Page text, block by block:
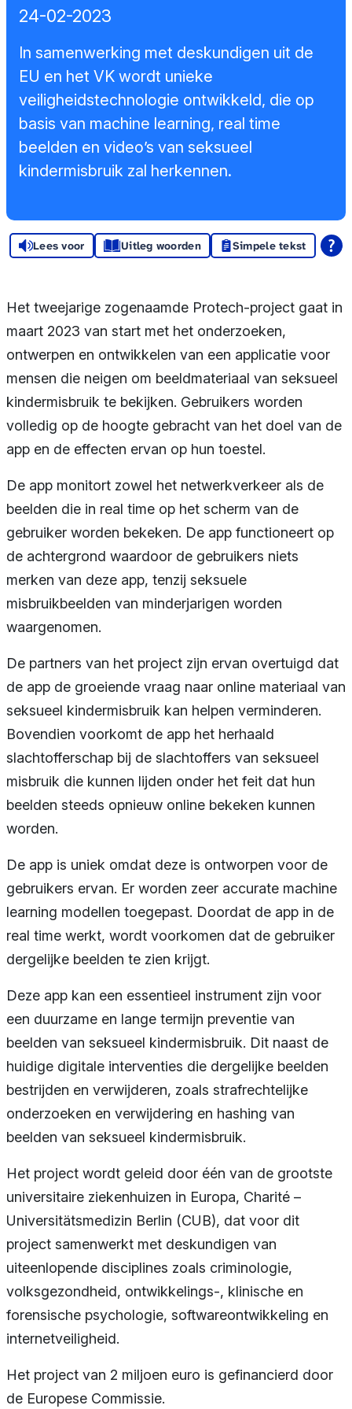
Sponsors en
donoren
Raad van
Toezicht
Steun ons
Contact
24-02-2023
In samenwerking met deskundigen uit de
EU en het VK wordt unieke
veiligheidstechnologie ontwikkeld, die op
basis van machine learning, real time
beelden en video’s van seksueel
kindermisbruik zal herkennen.
Lees voor Uitleg woorden Simpele tekst
Het tweejarige zogenaamde Protech-project gaat in
maart 2023 van start met het onderzoeken,
ontwerpen en ontwikkelen van een applicatie voor
mensen die neigen om beeldmateriaal van seksueel
kindermisbruik te bekijken. Gebruikers worden
volledig op de hoogte gebracht van het doel van de
app en de effecten ervan op hun toestel.
De app monitort zowel het netwerkverkeer als de
beelden die in real time op het scherm van de
gebruiker worden bekeken. De app functioneert op
de achtergrond waardoor de gebruikers niets
merken van deze app, tenzij seksuele
misbruikbeelden van minderjarigen worden
waargenomen.
De partners van het project zijn ervan overtuigd dat
de app de groeiende vraag naar online materiaal van
seksueel kindermisbruik kan helpen verminderen.
Bovendien voorkomt de app het herhaald
slachtofferschap bij de slachtoffers van seksueel
misbruik die kunnen lijden onder het feit dat hun
beelden steeds opnieuw online bekeken kunnen
worden.
De app is uniek omdat deze is ontworpen voor de
gebruikers ervan. Er worden zeer accurate machine
learning modellen toegepast. Doordat de app in de
real time werkt, wordt voorkomen dat de gebruiker
dergelijke beelden te zien krijgt.
Deze app kan een essentieel instrument zijn voor
een duurzame en lange termijn preventie van
beelden van seksueel kindermisbruik. Dit naast de
huidige digitale interventies die dergelijke beelden
bestrijden en verwijderen, zoals strafrechtelijke
onderzoeken en verwijdering en hashing van
beelden van seksueel kindermisbruik.
Het project wordt geleid door één van de grootste
universitaire ziekenhuizen in Europa, Charité –
Universitätsmedizin Berlin (CUB), dat voor dit
project samenwerkt met deskundigen van
uiteenlopende disciplines zoals criminologie,
volksgezondheid, ontwikkelings-, klinische en
forensische psychologie, softwareontwikkeling en
internetveiligheid.
Het project van 2 miljoen euro is gefinancierd door
de Europese Commissie.